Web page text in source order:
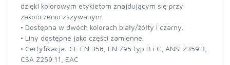
dzięki kolorowym etykietom znajdującym się przy
zakończeniu zszywanym.
• Dostępna w dwóch kolorach biały/żółty i czarny.
• Liny dostępne jako części zamienne.
• Certyfikacja: CE EN 358, EN 795 typ B i C, ANSI Z359.3,
CSA Z259.11, EAC